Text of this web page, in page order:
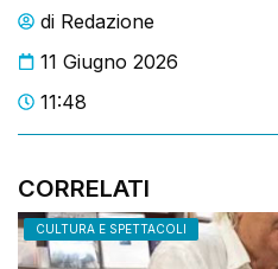
di Redazione
11 Giugno 2026
11:48
CORRELATI
CULTURA E SPETTACOLI